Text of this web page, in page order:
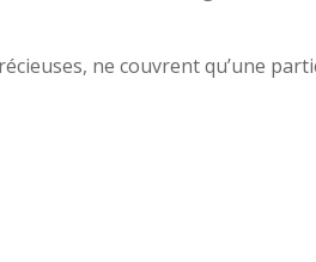
ne couvrent qu’une